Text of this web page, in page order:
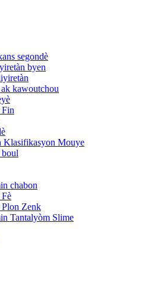
segondè
byen
kawoutchou
Fin
Klasifikasyon Mouye
boul
chabon
Zenk
Tantalyòm Slime